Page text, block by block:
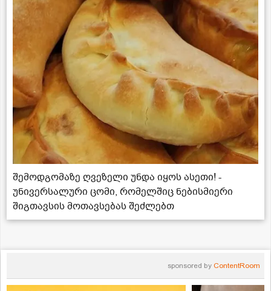
შემოდგომაზე ღვეზელი უნდა იყოს ასეთი! -
უნივერსალური ცომი, რომელშიც ნებისმიერი
შიგთავსის მოთავსებას შეძლებთ
sponsored by ContentRoom